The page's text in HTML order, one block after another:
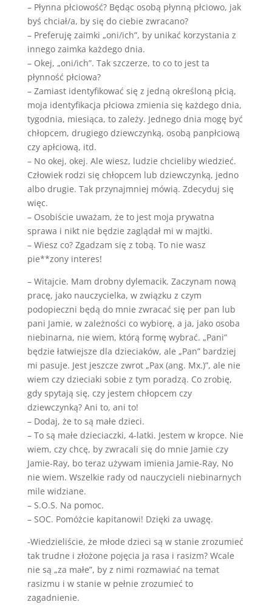
– Płynna płciowość? Będąc osobą płynną płciowo, jak
byś chciał/a, by się do ciebie zwracano?
– Preferuję zaimki „oni/ich”, by unikać korzystania z
innego zaimka każdego dnia.
– Okej, „oni/ich”. Tak szczerze, to co to jest ta
płynność płciowa?
– Zamiast identyfikować się z jedną określoną płcią,
moja identyfikacja płciowa zmienia się każdego dnia,
tygodnia, miesiąca, to zależy. Jednego dnia mogę być
chłopcem, drugiego dziewczynką, osobą panpłciową
czy apłciową, itd.
– No okej, okej. Ale wiesz, ludzie chcieliby wiedzieć.
Człowiek rodzi się chłopcem lub dziewczynką, jedno
albo drugie. Tak przynajmniej mówią. Zdecyduj się
więc.
– Osobiście uważam, że to jest moja prywatna
sprawa i nikt nie będzie zaglądał mi w majtki.
– Wiesz co? Zgadzam się z tobą. To nie wasz
pie**zony interes!
– Witajcie. Mam drobny dylemacik. Zaczynam nową
pracę, jako nauczycielka, w związku z czym
podopieczni będą do mnie zwracać się per pan lub
pani Jamie, w zależności co wybiorę, a ja, jako osoba
niebinarna, nie wiem, którą formę wybrać. „Pani”
będzie łatwiejsze dla dzieciaków, ale „Pan” bardziej
mi pasuje. Jest jeszcze zwrot „Pax (ang. Mx.)”, ale nie
wiem czy dzieciaki sobie z tym poradzą. Co zrobię,
gdy spytają się, czy jestem chłopcem czy
dziewczynką? Ani to, ani to!
– Dodaj, że to są małe dzieci.
– To są małe dzieciaczki, 4-latki. Jestem w kropce. Nie
wiem, czy chcę, by zwracali się do mnie Jamie czy
Jamie-Ray, bo teraz używam imienia Jamie-Ray, No
nie wiem. Wszelkie rady od nauczycieli niebinarnych
mile widziane.
– S.O.S. Na pomoc.
– SOC. Pomóżcie kapitanowi! Dzięki za uwagę.
-Wiedzieliście, że młode dzieci są w stanie zrozumieć
tak trudne i złożone pojęcia ja rasa i rasizm? Wcale
nie są „za małe”, by z nimi rozmawiać na temat
rasizmu i w stanie w pełnie zrozumieć to
zagadnienie.